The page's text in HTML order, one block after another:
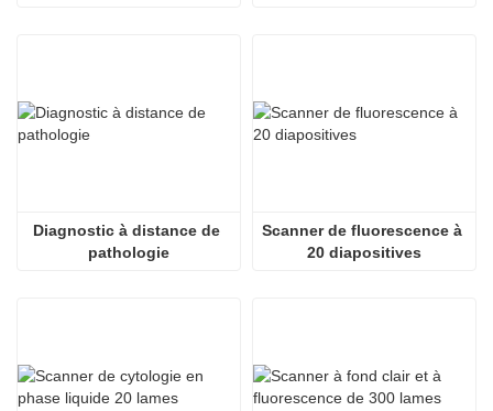
Diagnostic à distance de
pathologie
Scanner de fluorescence à
20 diapositives